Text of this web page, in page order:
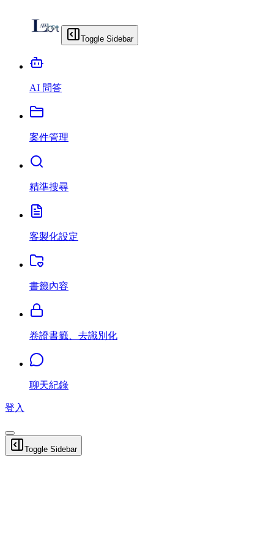
Toggle Sidebar
AI 問答
案件管理
精準搜尋
客製化設定
書籤內容
卷證書籤、去識別化
聊天紀錄
登入
Toggle Sidebar